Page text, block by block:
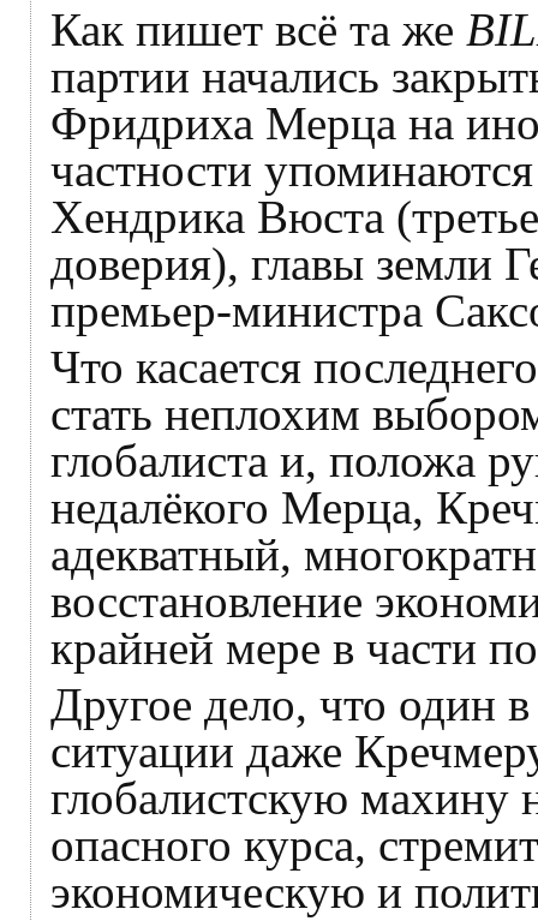
Как пишет всё та же
партии начались
Фридриха Мерца на
частности
Хендрика Вюста
доверия), главы земли
премьер-министра
Что касается
стать неплохим
глобалиста и, положа
недалёкого Мерца,
адекватный,
восстановление
крайней мере в части
Другое дело, что один
ситуации даже
глобалистскую махину
опасного курса,
экономическую и